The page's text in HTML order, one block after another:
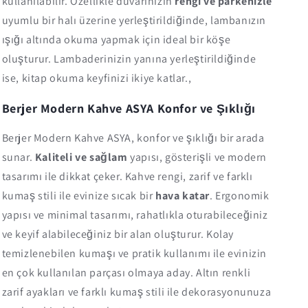
uyumlu bir halı üzerine yerleştirildiğinde, lambanızın
ışığı altında okuma yapmak için ideal bir köşe
oluşturur. Lambaderinizin yanına yerleştirildiğinde
ise, kitap okuma keyfinizi ikiye katlar.,
Berjer Modern Kahve ASYA Konfor ve Şıklığı
Berjer Modern Kahve ASYA, konfor ve şıklığı bir arada
sunar. Kaliteli ve sağlam yapısı, gösterişli ve modern
tasarımı ile dikkat çeker. Kahve rengi, zarif ve farklı
kumaş stili ile evinize sıcak birhava katar. Ergonomik
yapısı ve minimal tasarımı, rahatlıkla oturabileceğiniz
ve keyif alabileceğiniz bir alan oluşturur. Kolay
temizlenebilen kumaşı ve pratik kullanımı ile evinizin
en çok kullanılan parçası olmaya aday. Altın renkli
zarif ayakları ve farklı kumaş stili ile dekorasyonunuza